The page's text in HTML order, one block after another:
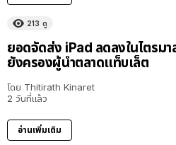
213 ดู
ยอดจัดส่ง iPad ลดลงในไตรม
ยังครองผู้นำตลาดแท็บเล็ต
โดย Thitirath Kinaret
2 วันที่แล้ว
อ่านเพิ่มเติม